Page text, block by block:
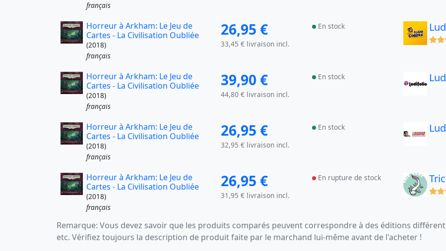
français
Horreur à Arkham: Le Jeu de
Cartes - La Civilisation Oubliée
(2018)
français
26,95 €
33,45 € livraison incl.
En stock
(x)
Horreur à Arkham: Le Jeu de
Cartes - La Civilisation Oubliée
(2018)
français
39,90 €
44,80 € livraison incl.
En stock
Horreur à Arkham: Le Jeu de
Cartes - La Civilisation Oubliée
(2018)
français
26,95 €
32,95 € livraison incl.
En stock
Horreur à Arkham: Le Jeu de
Cartes - La Civilisation Oubliée
(2018)
français
26,95 €
31,95 € livraison incl.
En rupture de stock
(x)
Remarque: Vous devez savoir que les produits comparés peuvent correspondre à des éditions
etc. Vérifiez toujours la description de produit faite par le marchand lui-même avant de l'acheter !